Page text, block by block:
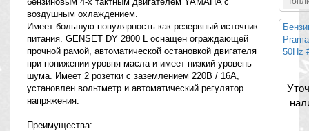
воздушным охлаждением.
Имеет большую популярность как резервный источник
питания. GENSET DY 2800 L оснащен ограждающей
прочной рамой, автоматической остановкой двигателя
при понижении уровня масла и имеет низкий уровень
шума. Имеет 2 розетки с заземлением 220В / 16А,
установлен вольтметр и автоматический регулятор
напряжения.
Преимущества:
50Hz